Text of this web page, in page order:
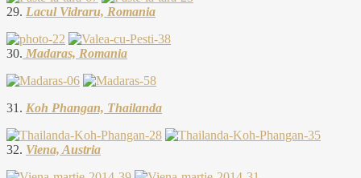
29. Lacul Vidraru, Romania
30. Madaras, Romania
31. Koh Phangan, Thailanda
32. Viena, Austria